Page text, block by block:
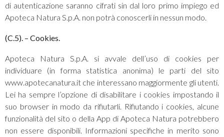
di autenticazione saranno cifrati sin dal loro primo impiego ed
Apoteca Natura S.p.A. non potrà conoscerli in nessun modo.
(C.5). – Cookies.
Apoteca Natura S.p.A. si avvale dell’uso di cookies per
individuare (in forma statistica anonima) le parti del sito
www.apotecanatura.it che interessano maggiormente gli utenti.
Lei ha sempre l’opzione di disabilitare i cookies impostando il
suo browser in modo da rifiutarli. Rifiutando i cookies, alcune
funzionalità del sito o della App di Apoteca Natura potrebbero
non essere disponibili. Informazioni specifiche in merito sono